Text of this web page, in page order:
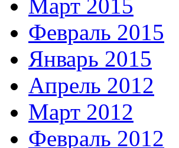
Март 2015
Февраль 2015
Январь 2015
Апрель 2012
Март 2012
Февраль 2012